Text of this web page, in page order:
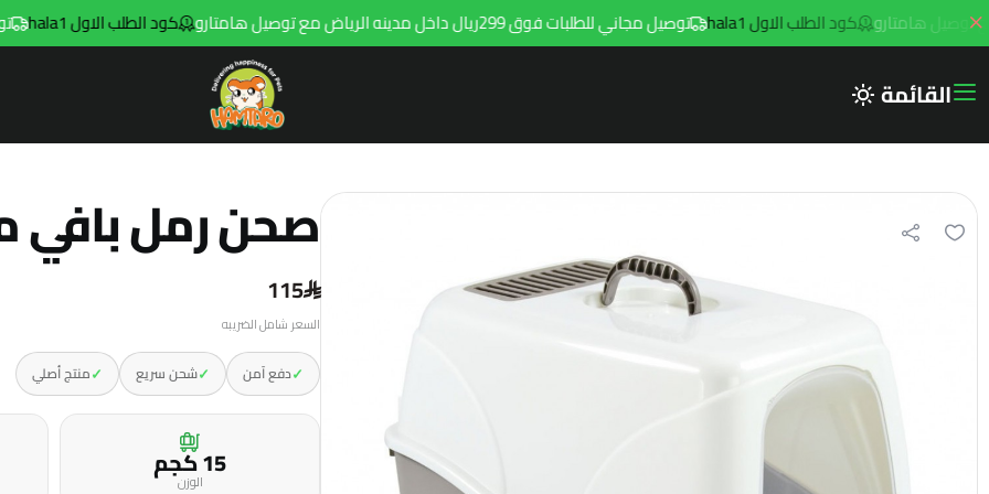
كود الطلب الاول hala1 توصيل مجاني للطلبات فوق 299ريال داخل مدينه الرياض مع توصيل هامتارو كود الطلب الاول hala1 توصيل
القائمة Hamtaro
صحن رمل بافي
115
السعر شامل الضريبه
✓دفع آمن ✓شحن سريع ✓منتج أصلي
15 كجمالوزن